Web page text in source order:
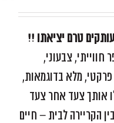
צבעוני,
מלא בדוגמאות,
אותך צעד אחר צעד
הקריירה לבית – חיים